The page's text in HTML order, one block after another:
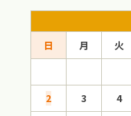
日 月 火
2
3 4